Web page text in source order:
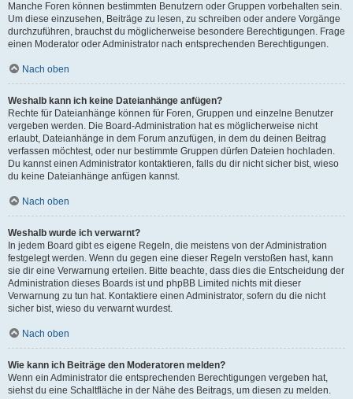
Manche Foren können bestimmten Benutzern oder Gruppen vorbehalten sein.
Um diese einzusehen, Beiträge zu lesen, zu schreiben oder andere Vorgänge
durchzuführen, brauchst du möglicherweise besondere Berechtigungen. Frage
einen Moderator oder Administrator nach entsprechenden Berechtigungen.
Nach oben
Weshalb kann ich keine Dateianhänge anfügen?
Rechte für Dateianhänge können für Foren, Gruppen und einzelne Benutzer
vergeben werden. Die Board-Administration hat es möglicherweise nicht
erlaubt, Dateianhänge in dem Forum anzufügen, in dem du deinen Beitrag
verfassen möchtest, oder nur bestimmte Gruppen dürfen Dateien hochladen.
Du kannst einen Administrator kontaktieren, falls du dir nicht sicher bist, wieso
du keine Dateianhänge anfügen kannst.
Nach oben
Weshalb wurde ich verwarnt?
In jedem Board gibt es eigene Regeln, die meistens von der Administration
festgelegt werden. Wenn du gegen eine dieser Regeln verstoßen hast, kann
sie dir eine Verwarnung erteilen. Bitte beachte, dass dies die Entscheidung der
Administration dieses Boards ist und phpBB Limited nichts mit dieser
Verwarnung zu tun hat. Kontaktiere einen Administrator, sofern du die nicht
sicher bist, wieso du verwarnt wurdest.
Nach oben
Wie kann ich Beiträge den Moderatoren melden?
Wenn ein Administrator die entsprechenden Berechtigungen vergeben hat,
siehst du eine Schaltfläche in der Nähe des Beitrags, um diesen zu melden.